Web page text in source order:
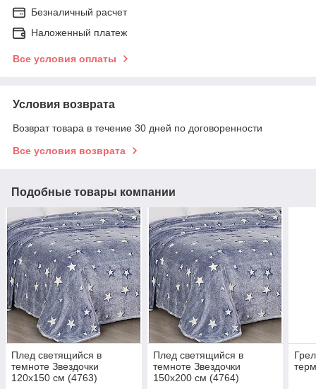
Безналичный расчет
Наложенный платеж
Все условия оплаты
Условия возврата
Возврат товара в течение 30 дней по договоренности
Все условия возврата
Подобные товары компании
Плед светящийся в
темноте Звездочки
120х150 см (4763)
Плед светящийся в
темноте Звездочки
150х200 см (4764)